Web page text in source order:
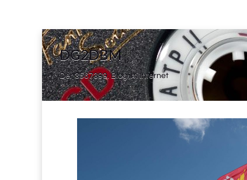
DG2DBM
Der 3567399. Blog im Internet